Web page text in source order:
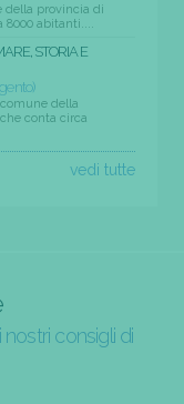
della provincia di
8000 abitanti....
STORIA E
della
conta circa
vedi tutte
consigli di